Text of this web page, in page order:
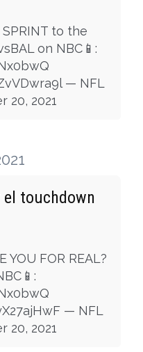
to the
on NBC📱:
— NFL
20, 2021
touchdown
YOU FOR REAL?
— NFL
20, 2021